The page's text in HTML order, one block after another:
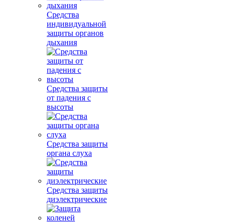
Средства
индивидуальной
защиты органов
дыхания
Средства защиты
от падения с
высоты
Средства защиты
органа слуха
Средства защиты
диэлектрические